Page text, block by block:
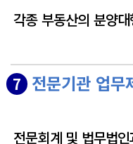
각종 부동산의 분양
7 전문기관 업무
전문회계 및 법무법